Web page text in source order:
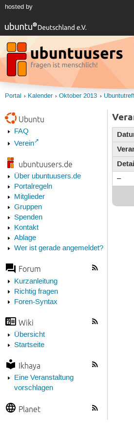
hosted by
Portal Kalender Oktober 2013
Ubuntu
FAQ
Verein
ubuntuusers.de
Über ubuntuusers.de
Portalregeln
Mitglieder
Gruppen
Spenden
Kontakt
Ablage
Wer ist gerade angemeldet?
Forum
Kurzanleitung
Richtig fragen
Foren-Syntax
Wiki
Übersicht
Startseite
Ikhaya
Eine Veranstaltung
vorschlagen
Planet
–